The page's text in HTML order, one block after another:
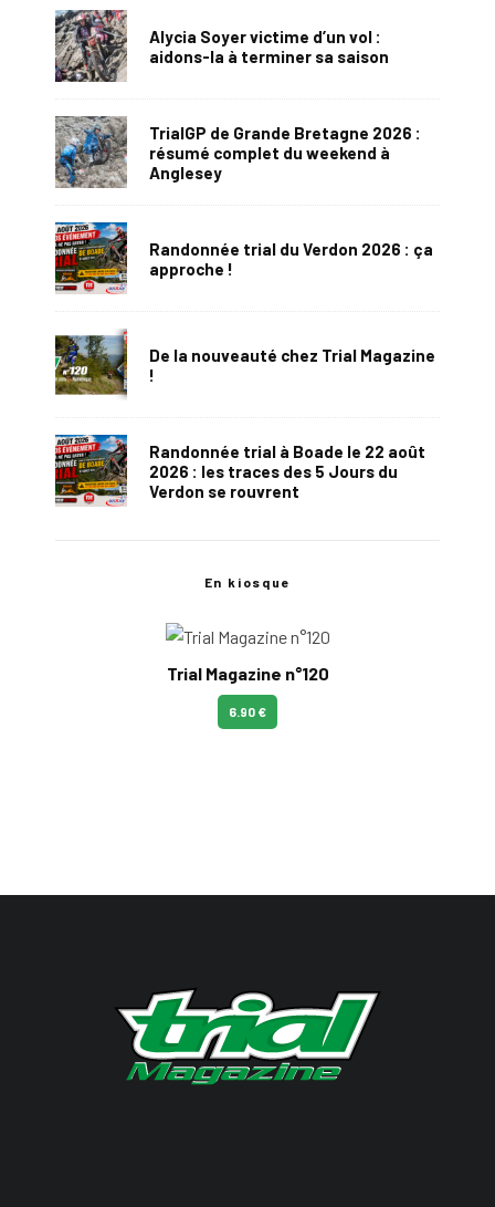
Alycia Soyer victime d’un vol :
aidons-la à terminer sa saison
TrialGP de Grande Bretagne 2026 :
résumé complet du weekend à
Anglesey
Randonnée trial du Verdon 2026 : ça
approche !
De la nouveauté chez Trial Magazine
!
Randonnée trial à Boade le 22 août
2026 : les traces des 5 Jours du
Verdon se rouvrent
En kiosque
Trial Magazine n°120
6.90 €